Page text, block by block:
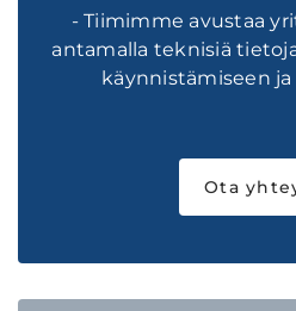
- Tiimimme avustaa
antamalla teknisiä
käynnistämiseen
Ota